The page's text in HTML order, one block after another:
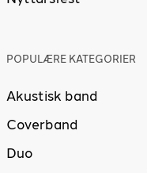
POPULÆRE KATEGORIER
Akustisk band
Coverband
Duo